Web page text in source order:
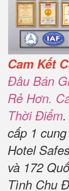
Cam Kết
Đâu Bán
Rẻ Hơn.
Thời Điểm
cấp 1
Hotel
và 172
Tình Chu